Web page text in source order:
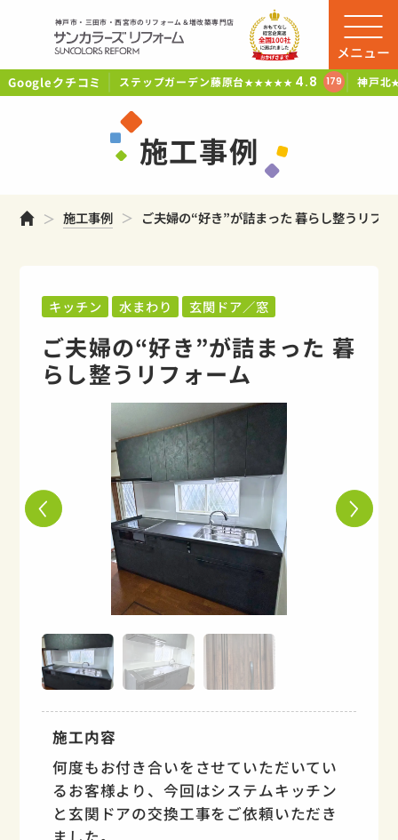
神戸市・三田市・西宮市のリフォーム＆増改築専門店
Googleクチコミ ステップガーデン藤原台★★★★★ 4.8 179 神戸北
メニュー
施工事例
ホーム施工事例 ご夫婦の“好き”が詰まった 暮らし整うリフ
キッチン 水まわり 玄関ドア／窓
ご夫婦の“好き”が詰まった 暮
らし整うリフォーム
施工内容
何度もお付き合いをさせていただいてい
るお客様より、今回はシステムキッチン
と玄関ドアの交換工事をご依頼いただき